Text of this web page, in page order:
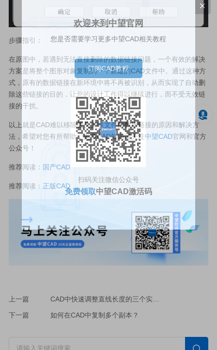
步骤指引：
在原图中，若遇到无法直接删除的数据链接问题，一个有效的解决
方案是将整个图形对象复制到一个新建的CAD文件中。通过这种方
式，原有的数据链接在新环境中将不再被识别，从而实现了自动删
除这些链接的目的，让您的设计工作得以继续进行，而不受无效链
接的干扰。
以上就是CAD难以移除丢失关联文件的数据链接的原因和解决方
法，希望对您有所帮助，更多CAD知识请关注中望CAD官网和官方
公众号！
推荐阅读： 国产CAD
推荐阅读： 正版CAD
上一篇
下一篇 如何在CAD中复制多个副本？
欢迎来到中望官网
您是否需要学习更多中望CAD相关教程
订阅CAD教程
扫码关注微信公众号
免费领取中望CAD激活码